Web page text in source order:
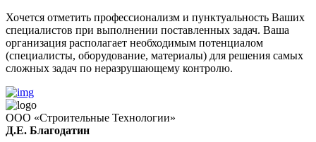
Хочется отметить профессионализм и пунктуальность Ваших
специалистов при выполнении поставленных задач. Ваша
организация располагает необходимым потенциалом
(специалисты, оборудование, материалы) для решения самых
сложных задач по неразрушающему контролю.
ООО «Строительные Технологии»
Д.Е. Благодатин